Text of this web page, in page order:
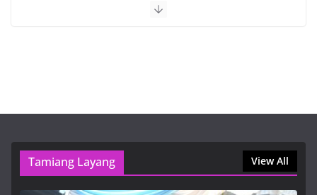
9 Agustus, 2026, 1:01 pm
Tamiang Layang View All